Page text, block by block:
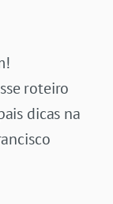
roteiro
dicas na